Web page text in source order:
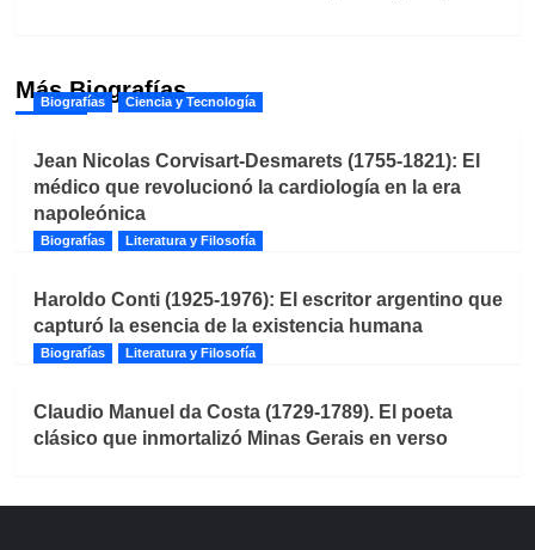
Más Biografías
Biografías Ciencia y Tecnología
Jean Nicolas Corvisart-Desmarets (1755-1821): El
médico que revolucionó la cardiología en la era
napoleónica
Biografías Literatura y Filosofía
Haroldo Conti (1925-1976): El escritor argentino que
capturó la esencia de la existencia humana
Biografías Literatura y Filosofía
Claudio Manuel da Costa (1729-1789). El poeta
clásico que inmortalizó Minas Gerais en verso